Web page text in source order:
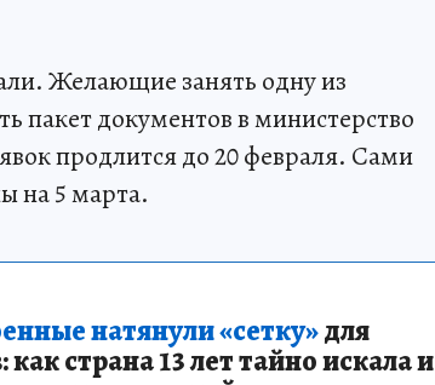
Желающие занять одну из
документов в министерство
продлится до 20 февраля. Сами
на 5 марта.
натянули «сетку»для
страна 13 лет тайно искала и